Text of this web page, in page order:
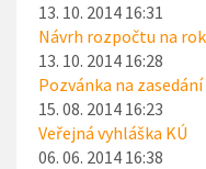
13. 10. 2014 16:31
Návrh rozpočtu na
13. 10. 2014 16:28
Pozvánka na
15. 08. 2014 16:23
Veřejná vyhláška KÚ
06. 06. 2014 16:38